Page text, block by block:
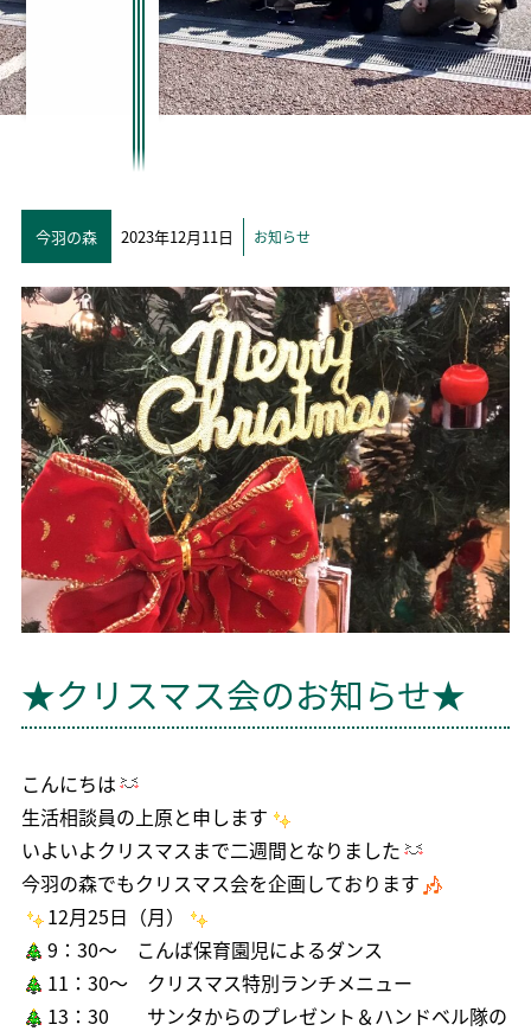
今羽の森 2023年12月11日 お知らせ
★クリスマス会のお知らせ★
こんにちは
生活相談員の上原と申します
いよいよクリスマスまで二週間となりました
今羽の森でもクリスマス会を企画しております
12月25日（月）
9：30～ こんば保育園児によるダンス
11：30～ クリスマス特別ランチメニュー
13：30 サンタからのプレゼント＆ハンドベル隊の